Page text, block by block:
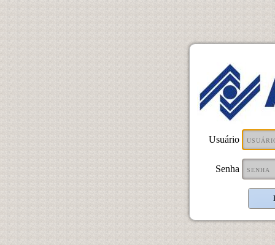
Usuário
Senha